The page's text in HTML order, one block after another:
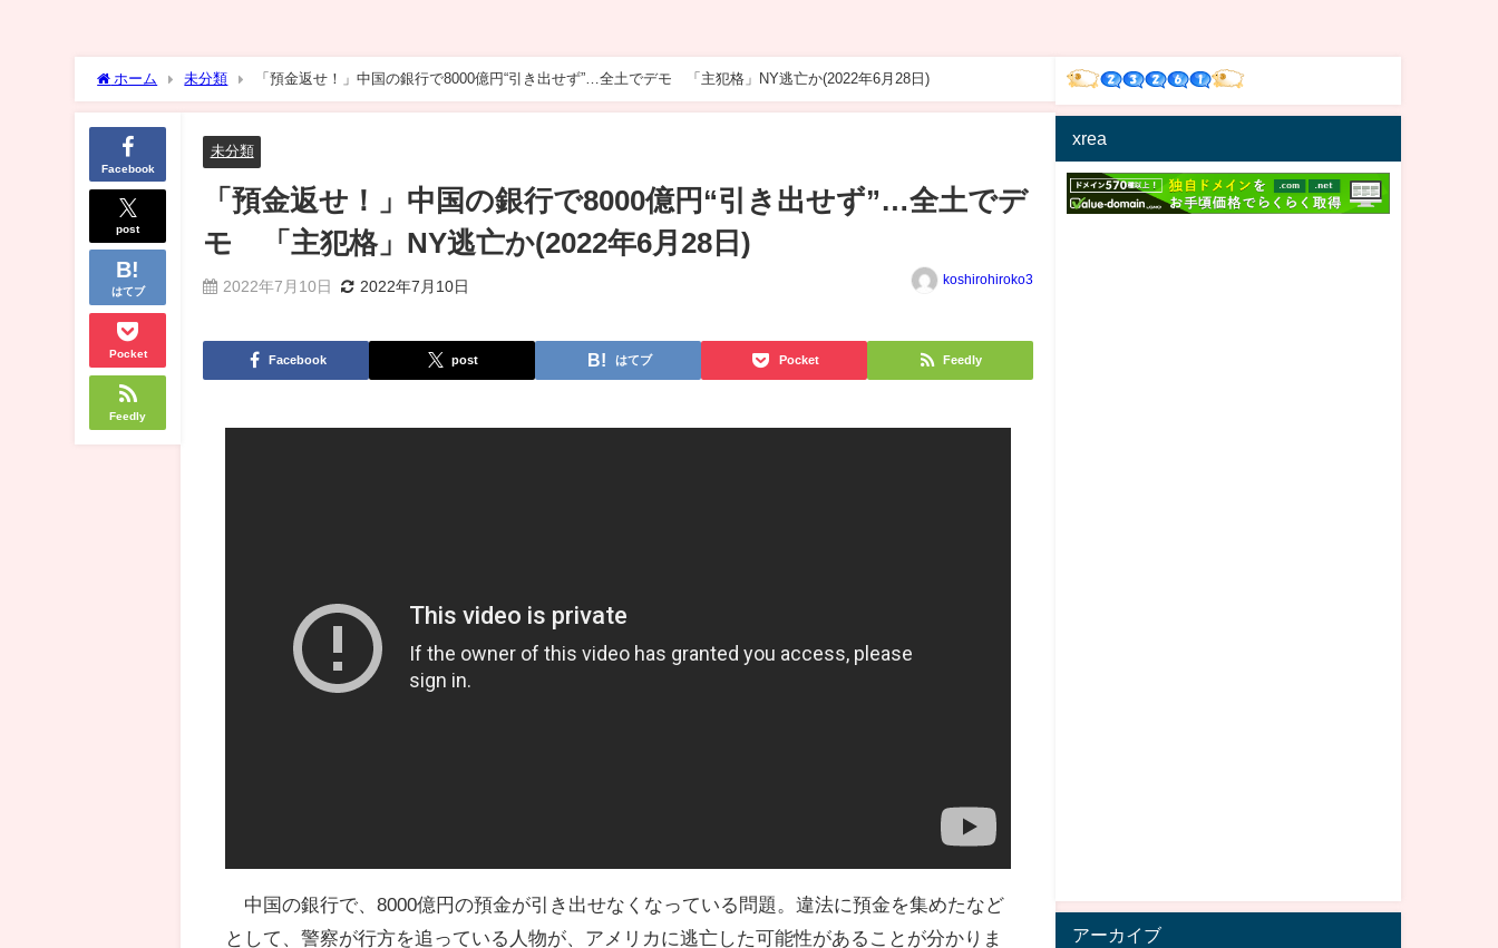
ホーム 未分類 「預金返せ！」中国の銀行で8000億円“引き出せず”…全土でデモ 「主犯格」NY逃亡か(2022年6月28日)
Facebook
post
はてブ
Pocket
Feedly
未分類
「預金返せ！」中国の銀行で8000億円“引き出せず”…全土でデ
モ 「主犯格」NY逃亡か(2022年6月28日)
2022年7月10日 2022年7月10日 koshirohiroko3
Facebook post はてブ Pocket Feedly
中国の銀行で、8000億円の預金が引き出せなくなっている問題。違法に預金を集めたなど
として、警察が行方を追っている人物が、アメリカに逃亡した可能性があることが分かりま
xrea
アーカイブ